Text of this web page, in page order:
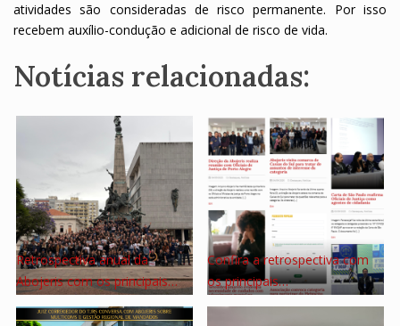
atividades são consideradas de risco permanente. Por isso
recebem auxílio-condução e adicional de risco de vida.
Notícias relacionadas:
Retrospectiva anual da
Abojeris com os principais…
Confira a retrospectiva com
os principais…